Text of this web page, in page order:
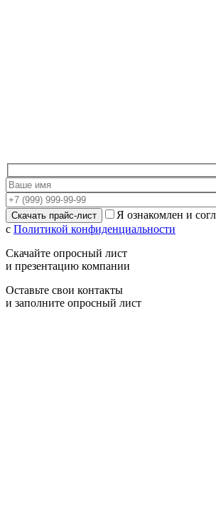
Я ознакомлен и
с Политикой конфиденциальности
Скачайте опросный лист
и презентацию компании
Оставьте свои контакты
и заполните опросный лист